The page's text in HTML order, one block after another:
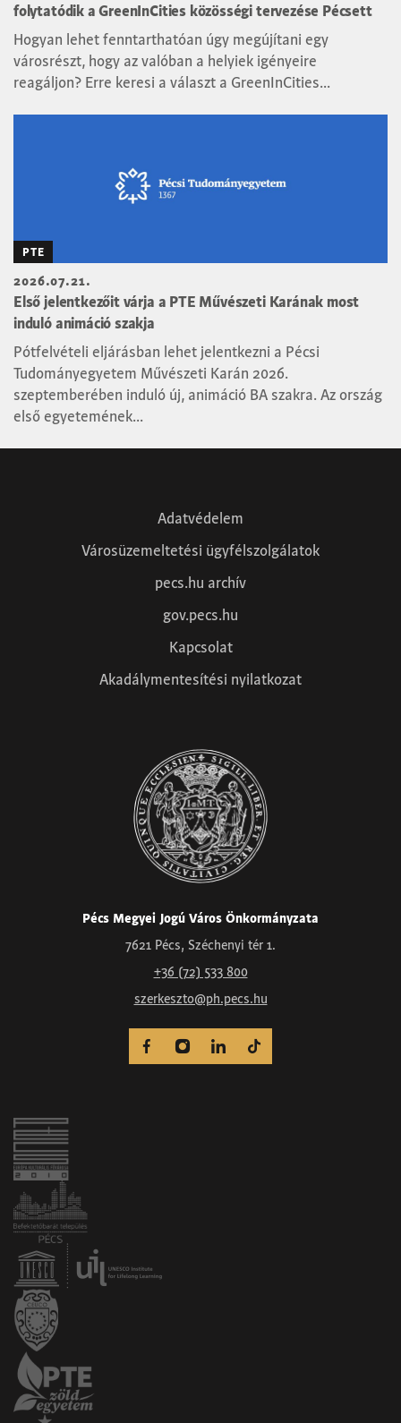
folytatódik a GreenInCities közösségi tervezése Pécsett
Hogyan lehet fenntarthatóan úgy megújítani egy
városrészt, hogy az valóban a helyiek igényeire
reagáljon? Erre keresi a választ a GreenInCities...
PTE
2026.07.21.
Első jelentkezőit várja a PTE Művészeti Karának most
induló animáció szakja
Pótfelvételi eljárásban lehet jelentkezni a Pécsi
Tudományegyetem Művészeti Karán 2026.
szeptemberében induló új, animáció BA szakra. Az ország
első egyetemének...
Adatvédelem
Városüzemeltetési ügyfélszolgálatok
pecs.hu archív
gov.pecs.hu
Kapcsolat
Akadálymentesítési nyilatkozat
Pécs Megyei Jogú Város Önkormányzata
7621 Pécs, Széchenyi tér 1.
+36 (72) 533 800
szerkeszto@ph.pecs.hu